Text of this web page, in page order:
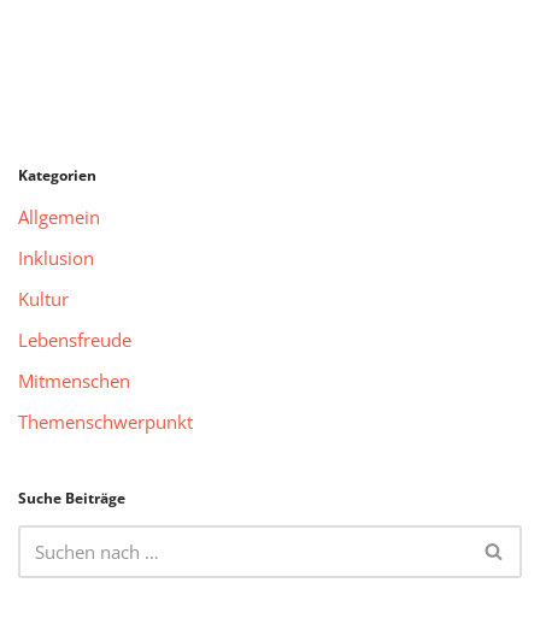
Kategorien
Allgemein
Inklusion
Kultur
Lebensfreude
Mitmenschen
Themenschwerpunkt
Suche Beiträge